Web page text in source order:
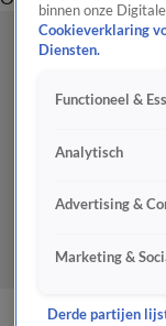
binnen onze
Cookieverklaring
Diensten.
Functioneel &
Analytisch
Advertising &
Marketing &
Derde partijen